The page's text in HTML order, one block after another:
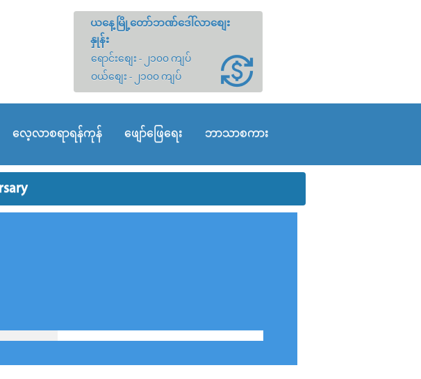
ယနေ့မြို့တော်ဘဏ်ဒေါ်လာစျေး
နှုန်း
ရောင်းစျေး - ၂၁၀၀ ကျပ်
ဝယ်စျေး - ၂၁၀၀ ကျပ်
လေ့လာစရာရန်ကုန် ဖျော်ဖြေရေး ဘာသာစကား